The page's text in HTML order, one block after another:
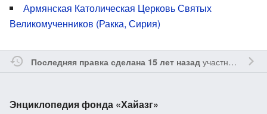
Армянская Католическая Церковь Святых
Великомученников (Ракка, Сирия)
Последняя правка сделана 15 лет назадучастником
Энциклопедия фонда «Хайазг»